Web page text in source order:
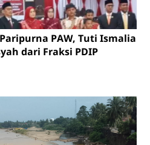
PAW, Tuti Ismalia
dari Fraksi PDIP